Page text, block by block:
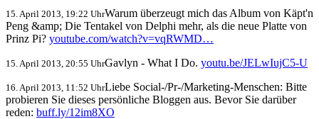
15. April 2013, 19:22 UhrWarum überzeugt mich das Album von Käpt'n
Peng &amp; Die Tentakel von Delphi mehr, als die neue Platte von
Prinz Pi? youtube.com/watch?v=vqRWMD…
15. April 2013, 20:55 UhrGavlyn - What I Do. youtu.be/JELwIujC5-U
16. April 2013, 11:52 UhrLiebe Social-/Pr-/Marketing-Menschen: Bitte
probieren Sie dieses persönliche Bloggen aus. Bevor Sie darüber
reden: buff.ly/12im8XO